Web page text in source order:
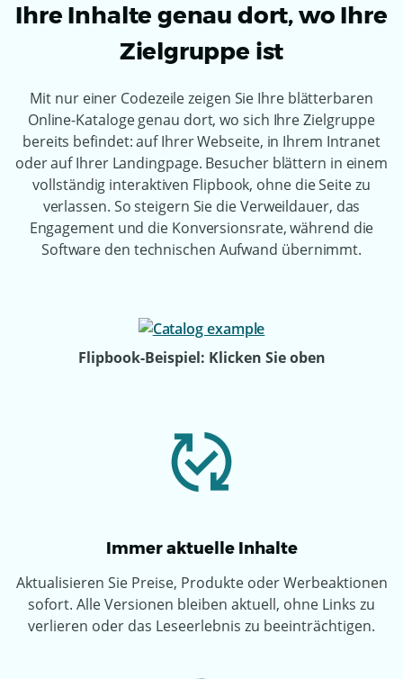
Ihre Inhalte genau dort, wo Ihre
Zielgruppe ist
Mit nur einer Codezeile zeigen Sie Ihre blätterbaren
Online-Kataloge genau dort, wo sich Ihre Zielgruppe
bereits befindet: auf Ihrer Webseite, in Ihrem Intranet
oder auf Ihrer Landingpage. Besucher blättern in einem
vollständig interaktiven Flipbook, ohne die Seite zu
verlassen. So steigern Sie die Verweildauer, das
Engagement und die Konversionsrate, während die
Software den technischen Aufwand übernimmt.
Flipbook-Beispiel: Klicken Sie oben
Immer aktuelle Inhalte
Aktualisieren Sie Preise, Produkte oder Werbeaktionen
sofort. Alle Versionen bleiben aktuell, ohne Links zu
verlieren oder das Leseerlebnis zu beeinträchtigen.